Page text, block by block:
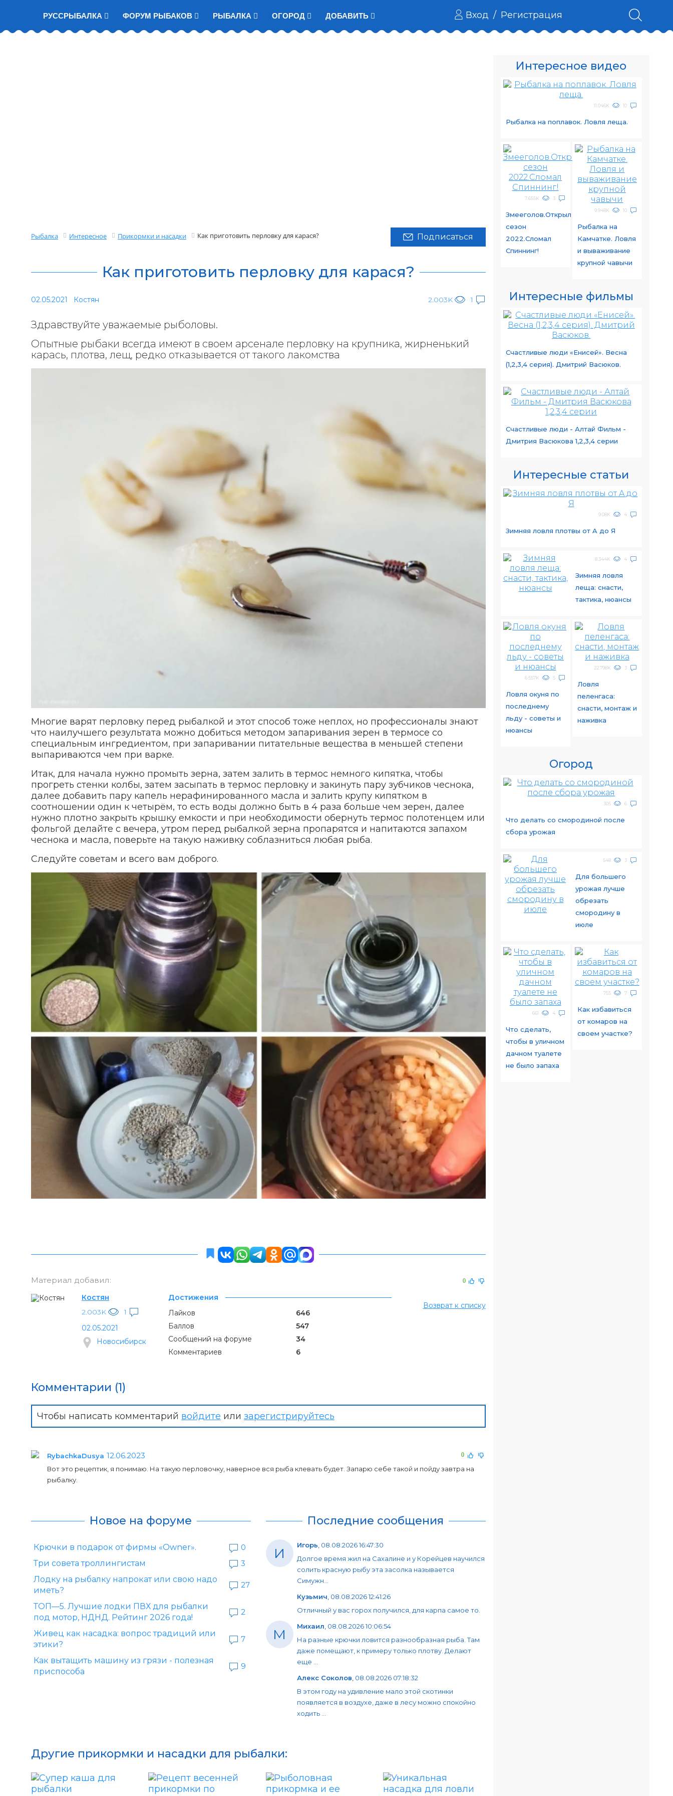
РУССРЫБАЛКА ФОРУМ РЫБАКОВ РЫБАЛКА ОГОРОД ДОБАВИТЬ Вход / Регистрация
Рыбалка Интересное Прикормки и насадки Как приготовить перловку для карася? Подписаться
Как приготовить перловку для карася?
02.05.2021 Костян 2.003K 1
Здравствуйте уважаемые рыболовы.
Опытные рыбаки всегда имеют в своем арсенале перловку на крупника, жирненький
карась, плотва, лещ, редко отказывается от такого лакомства
Многие варят перловку перед рыбалкой и этот способ тоже неплох, но профессионалы знают
что наилучшего результата можно добиться методом запаривания зерен в термосе со
специальным ингредиентом, при запаривании питательные вещества в меньшей степени
выпариваются чем при варке.
Итак, для начала нужно промыть зерна, затем залить в термос немного кипятка, чтобы
прогреть стенки колбы, затем засыпать в термос перловку и закинуть пару зубчиков чеснока,
далее добавить пару капель нерафинированного масла и залить крупу кипятком в
соотношении один к четырём, то есть воды должно быть в 4 раза больше чем зерен, далее
нужно плотно закрыть крышку емкости и при необходимости обернуть термос полотенцем или
фольгой делайте с вечера, утром перед рыбалкой зерна пропарятся и напитаются запахом
чеснока и масла, поверьте на такую наживку соблазниться любая рыба.
Следуйте советам и всего вам доброго.
Материал добавил: 0
Костян
2.003K
1
02.05.2021
Новосибирск
Достижения
Лайков
646
Баллов
547
Сообщений на форуме
34
Комментариев
6
Возврат к списку
Комментарии (1)
Чтобы написать комментарий войдите или зарегистрируйтесь
0
RybachkaDusya 12.06.2023
Вот это рецептик, я понимаю. На такую перловочку, наверное вся рыба клевать будет. Запарю себе такой и пойду завтра на
рыбалку.
Новое на форуме
Крючки в подарок от фирмы «Owner».
0
Три совета троллингистам
3
Лодку на рыбалку напрокат или свою надо
иметь?
27
ТОП—5. Лучшие лодки ПВХ для рыбалки
под мотор, НДНД. Рейтинг 2026 года!
2
Живец как насадка: вопрос традиций или
этики?
7
Как вытащить машину из грязи - полезная
приспособа
9
Последние сообщения
И Игорь, 08.08.2026 16:47:30
Долгое время жил на Сахалине и у Корейцев научился
солить красную рыбу эта засолка называется
Симужн...
Кузьмич, 08.08.2026 12:41:26
Отличный у вас горох получился, для карпа самое то.
М Михаил, 08.08.2026 10:06:54
На разные крючки ловится разнообразная рыба. Там
даже помещают, к примеру только плотву. Делают
еще ...
Алекс Соколов, 08.08.2026 07:18:32
В этом году на удивление мало этой скотинки
появляется в воздухе, даже в лесу можно спокойно
ходить ...
Другие прикормки и насадки для рыбалки:
Интересное видео
11.046K 10
Рыбалка на поплавок. Ловля леща.
7.655K 3
Змееголов.Открыл
сезон
2022.Сломал
Спиннинг!
9.948K 10
Рыбалка на
Камчатке. Ловля
и вываживание
крупной чавычи
Интересные фильмы
Счастливые люди «Енисей». Весна
(1,2,3,4 серия). Дмитрий Васюков.
Счастливые люди - Алтай Фильм -
Дмитрия Васюкова 1,2,3,4 серии
Интересные статьи
9.08K 4
Зимняя ловля плотвы от A до Я
8.344K 4
Зимняя ловля
леща: снасти,
тактика, нюансы
6.557K 5
Ловля окуня по
последнему
льду - советы и
нюансы
22.798K 3
Ловля
пеленгаса:
снасти, монтаж и
наживка
Огород
305 6
Что делать со смородиной после
сбора урожая
548 3
Для большего
урожая лучше
обрезать
смородину в
июле
661 4
Что сделать,
чтобы в уличном
дачном туалете
не было запаха
755 7
Как избавиться
от комаров на
своем участке?